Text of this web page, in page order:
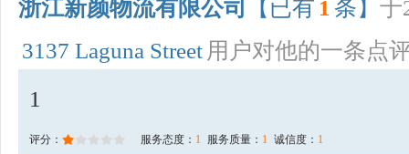
浙江新颜物流有限公司 【已有 1 条】 于
3137 Laguna Street 用户对他的一条点
1
评分： 服务态度： 1 服务质量： 1 诚信度： 1